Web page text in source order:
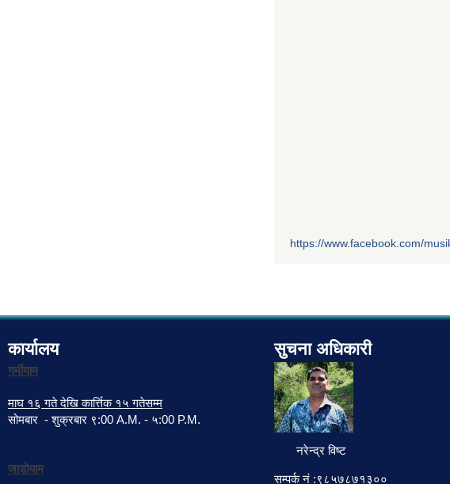
https://www.facebook.com/
कार्यालय
गर्मीयाम
माघ १६ गते देखि कार्त्तिक १५ गतेसम्म
सोमबार - शुक्रबार ९:00 A.M. - ५:00 P.M.
जाडोयाम
सुचना अधिकारी
नरेन्द्र विष्ट
सम्पर्क नं :९८५७८७१३००